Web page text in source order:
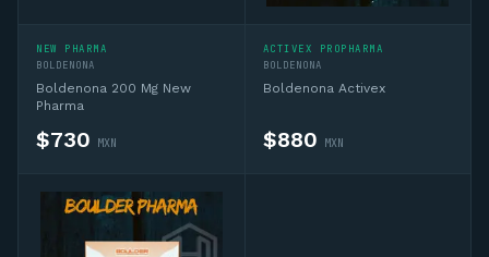
NEW PHARMA
BOLDENONA
Boldenona 200 Mg New
Pharma
$730 MXN
ACTIVEX PROPHARMA
BOLDENONA
Boldenona Activex
$880 MXN
En línea — IA + asesor humano si lo necesitas
Hola, soy el asesor virtual de Complementos
Deportivos MX. Pregúntame sobre
complementos deportivos, sustancias, ciclos
necesitas algo personalizado te conecto